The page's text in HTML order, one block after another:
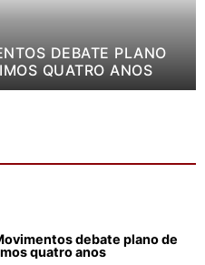
DEBATE PLANO
QUATRO ANOS
debate plano de
quatro anos